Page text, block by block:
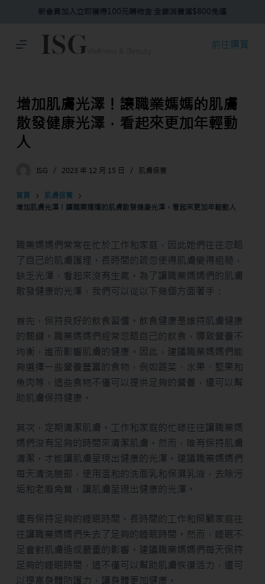
主
新會員加入立即獲得100元購物金 全館消費滿$800免運
前往購買
增加肌膚光澤！讓職業媽媽的肌膚
散發健康光澤，看起來更加年輕動
人
ISG 2023 年 12 月 15 日 肌膚保養
首頁
肌膚保養
增加肌膚光澤！讓職業媽媽的肌膚散發健康光澤，看起來更加年輕動人
職業媽媽們常常在忙於工作和家庭，因此她們往往忽略
了自己的肌膚護理。長時間的疏忽使得肌膚變得粗糙，
缺乏光澤，看起來沒有生氣。為了讓職業媽媽們的肌膚
散發健康的光澤，我們可以從以下幾個方面著手：
首先，保持良好的飲食習慣。飲食健康是維持肌膚健康
的關鍵。職業媽媽們經常忽略自己的飲食，導致營養不
均衡，進而影響肌膚的健康。因此，建議職業媽媽們能
夠選擇一些營養豐富的食物，例如蔬菜、水果、堅果和
魚肉等，這些食物不僅可以提供足夠的營養，還可以幫
助肌膚保持健康。
其次，定期清潔肌膚。工作和家庭的忙碌往往讓職業媽
媽們沒有足夠的時間來清潔肌膚。然而，唯有保持肌膚
清潔，才能讓肌膚呈現出健康的光澤。建議職業媽媽們
每天清洗臉部，使用溫和的洗面乳和保濕乳液，去除污
垢和老廢角質，讓肌膚呈現出健康的光澤。
還有保持足夠的睡眠時間。長時間的工作和照顧家庭往
往讓職業媽媽們失去了足夠的睡眠時間。然而，睡眠不
足會對肌膚造成嚴重的影響。建議職業媽媽們每天保持
足夠的睡眠時間，這不僅可以幫助肌膚恢復活力，還可
以提高身體防護力，讓身體更加健康。